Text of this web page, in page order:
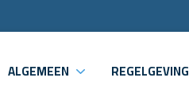
ALGEMEEN REGELGEVING